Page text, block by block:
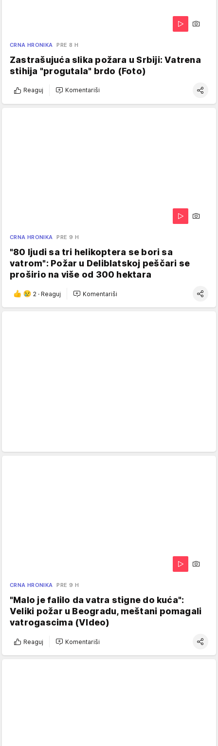
CRNA HRONIKA PRE 8 H
Zastrašujuća slika požara u Srbiji: Vatrena
stihija "progutala" brdo (Foto)
Reaguj Komentariši
CRNA HRONIKA PRE 9 H
"80 ljudi sa tri helikoptera se bori sa
vatrom": Požar u Deliblatskoj peščari se
proširio na više od 300 hektara
2 · Reaguj Komentariši
CRNA HRONIKA PRE 9 H
"Malo je falilo da vatra stigne do kuća":
Veliki požar u Beogradu, meštani pomagali
vatrogascima (VIdeo)
Reaguj Komentariši